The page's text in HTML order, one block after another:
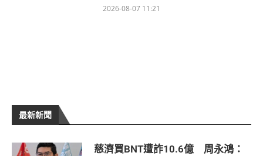
2026-08-07 11:21
最新新聞
慈濟買BNT遭詐10.6億 周永鴻：